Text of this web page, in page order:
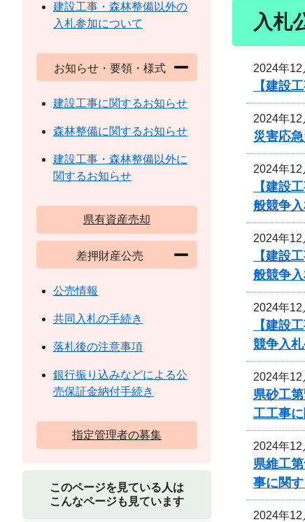
入札
2024年
【建設
2024年
災害応
2024年
【建設
般競争
2024年
【建設
般競争
2024年
【建設
競争入
2024年
県砂工
工工事
2024年
県維工
事に関
2024年
建設工事・森林整備以外の
入札参加について
お知らせ・要領・様式
建設工事に関するお知らせ
森林整備に関するお知らせ
建設工事・森林整備以外に
関するお知らせ
県有資産売却
差押財産公売
公売情報
共同入札の手続き
落札後の注意事項
銀行振り込みなどによる公
売保証金納付手続き
指定管理者の募集
このページを見ている人は
こんなページも見ています